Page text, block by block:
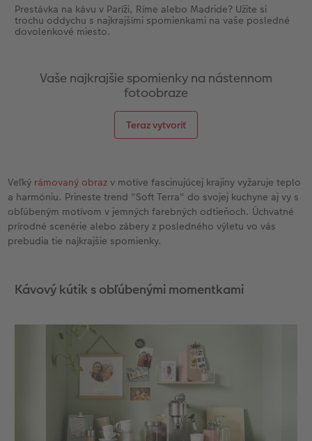
Prestávka na kávu v Paríži, Ríme alebo Madride? Užite si
trochu oddychu s najkrajšími spomienkami na vaše posledné
dovolenkové miesto.
Vaše najkrajšie spomienky na nástennom
fotoobraze
Teraz vytvoriť
Veľký rámovaný obraz v motíve fascinujúcej krajiny vyžaruje teplo
a harmóniu. Prineste trend "Soft Terra" do svojej kuchyne aj vy s
obľúbeným motívom v jemných farebných odtieňoch. Úchvatné
prírodné scenérie alebo zábery z posledného výletu vo vás
prebudia tie najkrajšie spomienky.
Kávový kútik s obľúbenými momentkami